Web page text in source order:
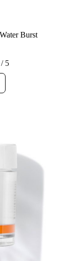
Burst
5